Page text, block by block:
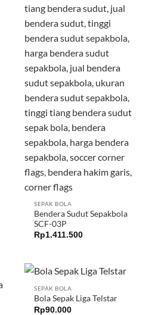
SEPAK BOLA
Bendera Sudut Sepakbola
SCF-03P
Rp1.411.500
SEPAK BOLA
Bola Sepak Liga Telstar
Rp90.000